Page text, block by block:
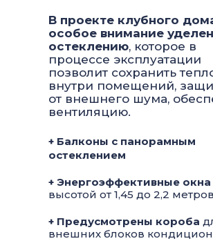
В проекте клубного
особое внимание
остеклению, которое в
процессе эксплуатации
позволит сохранить
внутри помещений,
от внешнего шума,
вентиляцию.
+ Балконы с панорамным
остеклением
+ Энергоэффективные окна
высотой от 1,45 до 2,2 метров
+ Предусмотрены короба
внешних блоков